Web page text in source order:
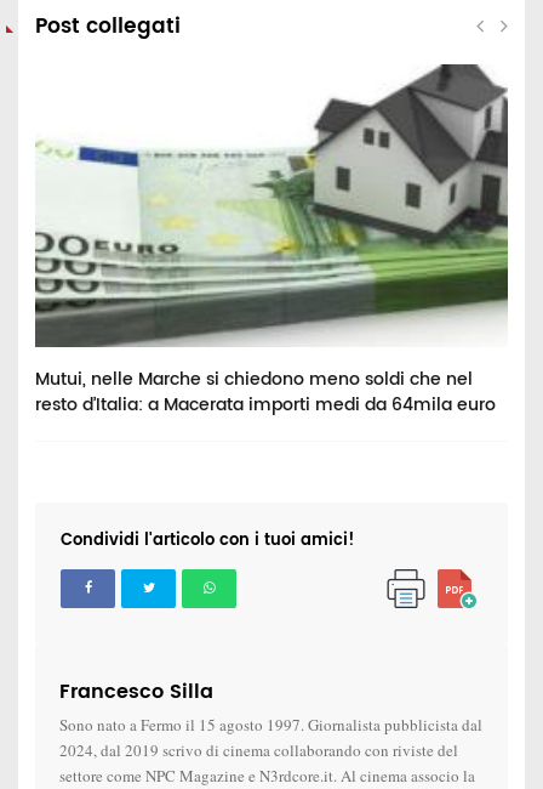
Post collegati
Mutui, nelle Marche si chiedono meno soldi che nel
resto d’Italia: a Macerata importi medi da 64mila euro
Condividi l'articolo con i tuoi amici!
Francesco Silla
Sono nato a Fermo il 15 agosto 1997. Giornalista pubblicista dal
2024, dal 2019 scrivo di cinema collaborando con riviste del
settore come NPC Magazine e N3rdcore.it. Al cinema associo la